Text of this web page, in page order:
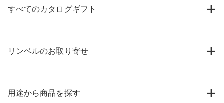
すべてのカタログギフト
リンベルのお取り寄せ
用途から商品を探す